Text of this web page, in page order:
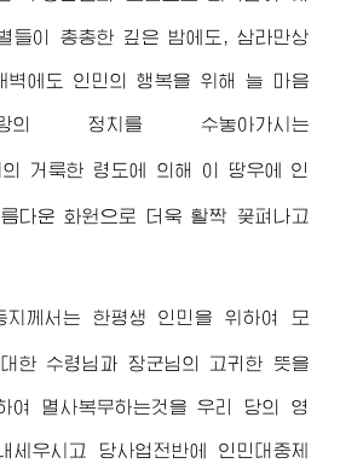
들이 총총한 깊은 밤에도, 삼라만상
벽에도 인민의 행복을 위해 늘 마음
의 정치를 수놓아가시는
의 거룩한 령도에 의해 이 땅우에 인
다운 화원으로 더욱 활짝 꽃펴나고
지 께서는 한평생 인민을 위하여 모
한 수령님 과 장군님 의 고귀한 뜻을
여 멸사복무하는것을 우리 당의 영
세우시고 당사업전반에 인민대중제